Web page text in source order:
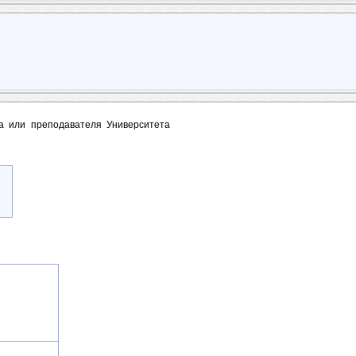
или преподавателя Университета